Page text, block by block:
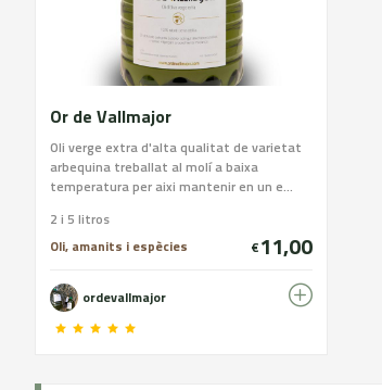
Or de Vallmajor
Oli verge extra d'alta qualitat de varietat
arbequina treballat al molí a baixa
temperatura per aixi mantenir en un e...
2 i 5 litros
Oli, amanits i espècies
€11,00
ordevallmajor